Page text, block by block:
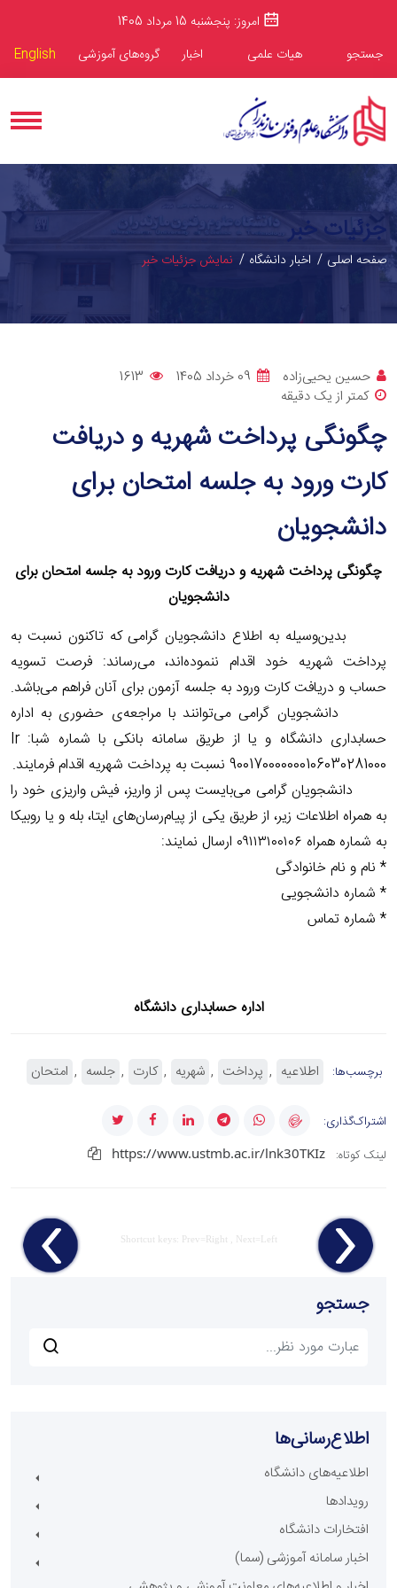
امروز: پنجشنبه 15 مرداد 1405
جستجو
هیات علمی اخبار گروه‌های آموزشی English
جزئیات خبر
صفحه اصلی اخبار دانشگاه نمایش جزئیات خبر
حسین یحیی‌زاده 09 خرداد 1405
1613
کمتر از یک دقیقه
چگونگی پرداخت شهریه و دریافت
کارت ورود به جلسه امتحان برای
دانشجویان
چگونگی پرداخت شهریه و دریافت کارت ورود به جلسه امتحان برای
دانشجویان
بدین‌وسیله به اطلاع دانشجویان گرامی که تاکنون نسبت به
پرداخت شهریه خود اقدام ننموده‌اند، می‌رساند: فرصت تسویه
حساب و دریافت کارت ورود به جلسه آزمون برای آنان فراهم می‌باشد.
دانشجویان گرامی می‌توانند با مراجعه‌ی حضوری به اداره
حسابداری دانشگاه و یا از طریق سامانه بانکی با شماره شبا: Ir
900170000000106030281000 نسبت به پرداخت شهریه اقدام فرمایند.
دانشجویان گرامی می‌بایست پس از واریز، فیش واریزی خود را
به همراه اطلاعات زیر، از طریق یکی از پیام‌رسان‌های ایتا، بله و یا روبیکا
به شماره همراه ۰۹۱۱۳۱۰۰۱۰۶ ارسال نمایند:
* نام و نام خانوادگی
* شماره دانشجویی
* شماره تماس
اداره حسابداری دانشگاه
برچسب‌ها: اطلاعیه پرداخت شهریه کارت جلسه امتحان
اشتراک‌گذاری:
لینک کوتاه:
https://www.ustmb.ac.ir/lnk30TKIz
Shortcut keys: Prev=Right , Next=Left
جستجو
اطلاع‌رسانی‌ها
اطلاعیه‌های دانشگاه
رویدادها
افتخارات دانشگاه
اخبار سامانه آموزشی (سما)